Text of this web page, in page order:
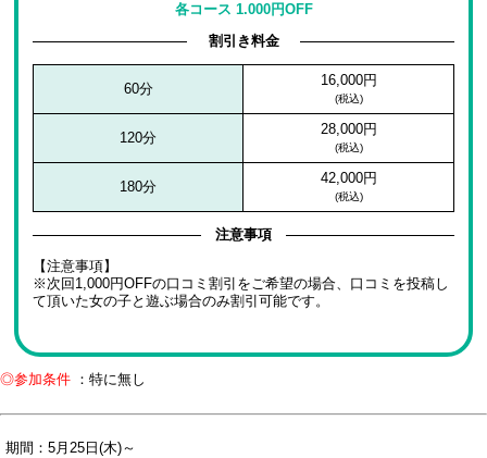
各コース 1.000円OFF
割引き料金
60分
16,000円
(税込)
120分
28,000円
(税込)
180分
42,000円
(税込)
注意事項
【注意事項】
※次回1,000円OFFの口コミ割引をご希望の場合、口コミを投稿し
て頂いた女の子と遊ぶ場合のみ割引可能です。
◎参加条件 ：特に無し
期間：5月25日(木)～